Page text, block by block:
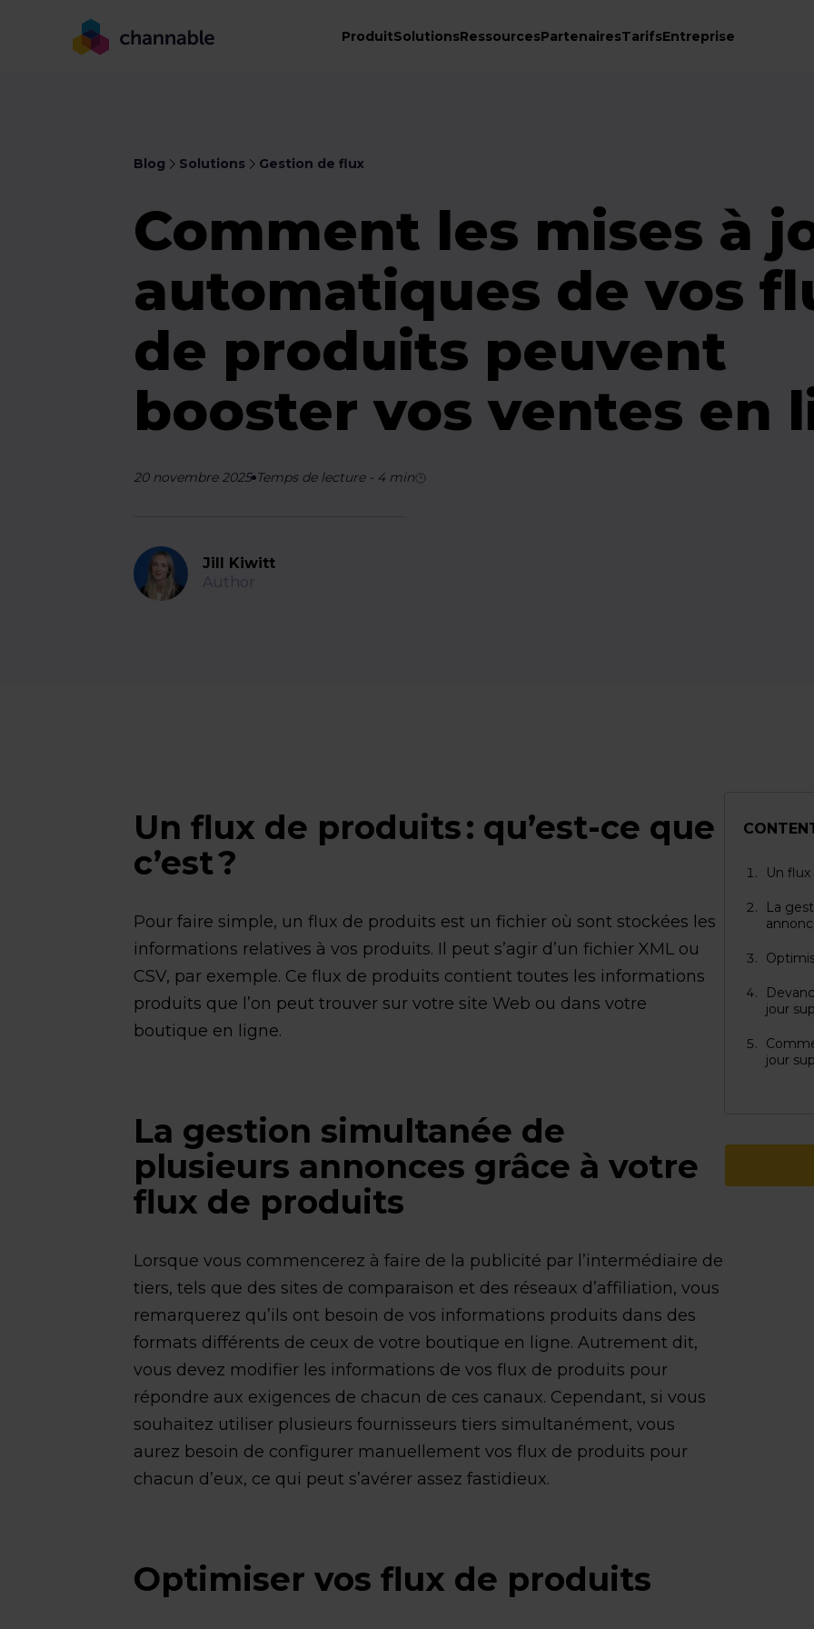
ProduitSolutionsRessourcesPartenairesTarifsEntreprise
Blog Solutions Gestion de flux
Comment les mises à
automatiques de vos
de produits peuvent
booster vos ventes en
20 novembre 2025 Temps de lecture- 4 min
Jill Kiwitt
Author
Un flux de produits : qu’est-ce que
c’est ?
Pour faire simple, un flux de produits est un fichier où sont stockées les
informations relatives à vos produits. Il peut s’agir d’un fichier XML ou
CSV, par exemple. Ce flux de produits contient toutes les informations
produits que l’on peut trouver sur votre site Web ou dans votre
boutique en ligne.
La gestion simultanée de
plusieurs annonces grâce à votre
flux de produits
Lorsque vous commencerez à faire de la publicité par l’intermédiaire de
tiers, tels que des sites de comparaison et des réseaux d’affiliation, vous
remarquerez qu’ils ont besoin de vos informations produits dans des
formats différents de ceux de votre boutique en ligne. Autrement dit,
vous devez modifier les informations de vos flux de produits pour
répondre aux exigences de chacun de ces canaux. Cependant, si vous
souhaitez utiliser plusieurs fournisseurs tiers simultanément, vous
aurez besoin de configurer manuellement vos flux de produits pour
chacun d’eux, ce qui peut s’avérer assez fastidieux.
Optimiser vos flux de produits
Un flux
La
jour
jour